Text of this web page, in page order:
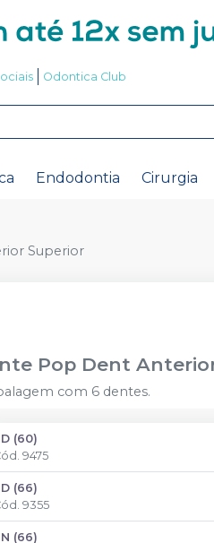
Odontica Club
Endodontia Cirurgia
Superior
Pop Dent
com 6 dentes.
(60)
9475
(66)
9355
(66)